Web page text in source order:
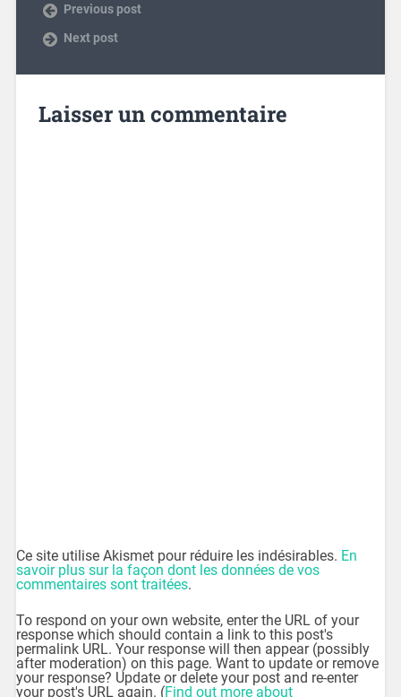
Previous post
Next post
Laisser un commentaire
Ce site utilise Akismet pour réduire les indésirables. En
savoir plus sur la façon dont les données de vos
commentaires sont traitées.
To respond on your own website, enter the URL of your
response which should contain a link to this post's
permalink URL. Your response will then appear (possibly
after moderation) on this page. Want to update or remove
your response? Update or delete your post and re-enter
your post's URL again. (Find out more about